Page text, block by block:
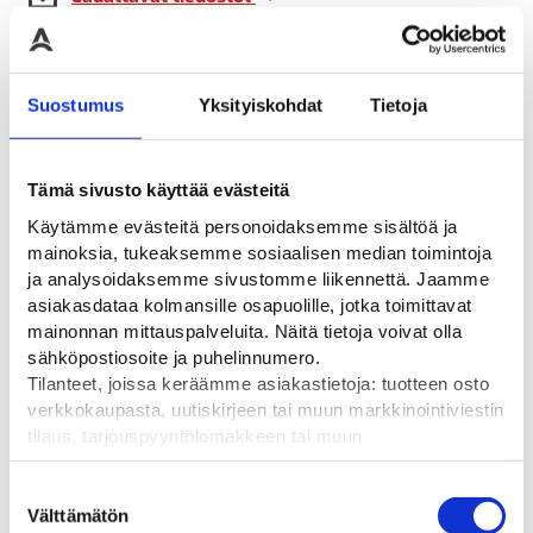
Suostumus Yksityiskohdat Tietoja
Tämä sivusto käyttää evästeitä
Käytämme evästeitä personoidaksemme sisältöä ja
mainoksia, tukeaksemme sosiaalisen median toimintoja
ja analysoidaksemme sivustomme liikennettä. Jaamme
asiakasdataa kolmansille osapuolille, jotka toimittavat
mainonnan mittauspalveluita. Näitä tietoja voivat olla
sähköpostiosoite ja puhelinnumero.
Tilanteet, joissa keräämme asiakastietoja: tuotteen osto
verkkokaupasta, uutiskirjeen tai muun markkinointiviestin
tilaus, tarjouspyyntölomakkeen tai muun
yhteydenottolomakkeen lähettäminen, käyttäjätilin
pyydetään erillinen suostumus tiedon käyttämiseen
valinta
Välttämätön
ARVIOT
Tutustu myös
SlowStop IronFlex